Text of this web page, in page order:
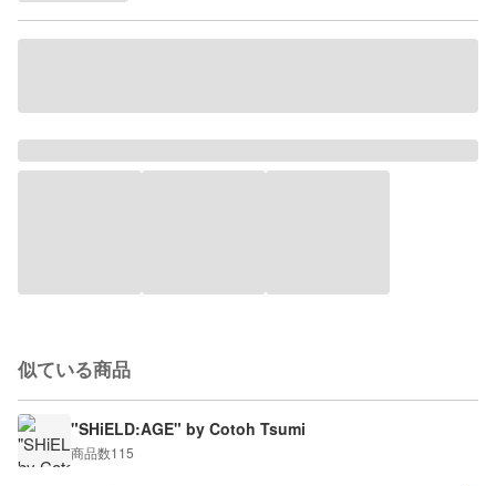
似ている商品
"SHiELD:AGE" by Cotoh Tsumi
商品数115